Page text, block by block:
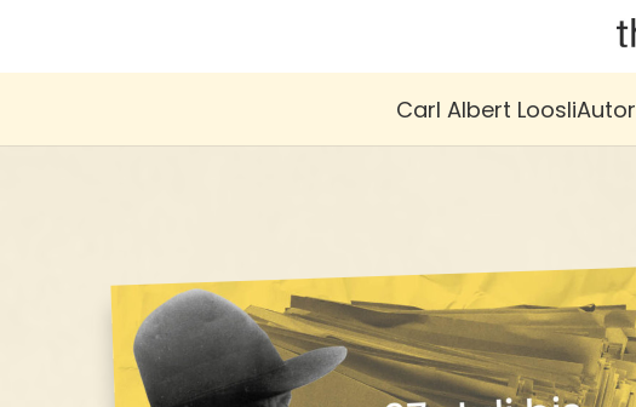
Carl Albert LoosliAutor